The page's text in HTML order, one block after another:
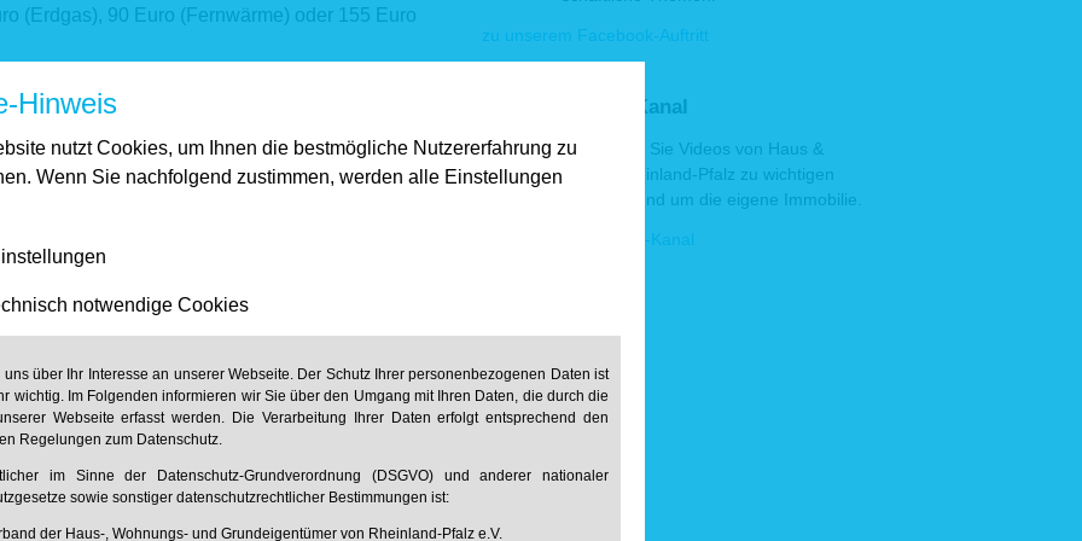
(Erdgas), 90 Euro (Fernwärme) oder 155 Euro
Wohnung mit Heizöl kostete im Jahr
mit Erdgasheizungen zahlten im Schnitt
Heizkosten durchschnittlich 965 Euro.“
Abertausende von
gestellt, die auf Basis der tatsächlich
zu ganz anderen Ergebnissen gekommen
des so genannten „Heizspiegels“
Wort „Mietspiegel“ ist Ärgernis genug.
Mietspiegel, statistische Vergleichswerte für
„co2online“ betriebenen
– Mietspiegel: Dieser Vergleich ist
zu unserem Facebook-Auftritt
Unser YouTube-Kanal
Hier finden Sie Videos von Haus &
Grund Rheinland-Pfalz zu wichtigen
Themen rund um die eigene Immobilie.
zu unserem YouTube-Kanal
Hinweis
nutzt Cookies, um Ihnen die bestmögliche Nutzererfahrung zu
Wenn Sie nachfolgend zustimmen, werden alle Einstellungen
notwendige Cookies
uns über Ihr Interesse an unserer Webseite. Der Schutz Ihrer personenbezogenen Daten ist
wichtig. Im Folgenden informieren wir Sie über den Umgang mit Ihren Daten, die durch die
Webseite erfasst werden. Die Verarbeitung Ihrer Daten erfolgt entsprechend den
Regelungen zum Datenschutz.
im Sinne der Datenschutz-Grundverordnung (DSGVO) und anderer nationaler
sowie sonstiger datenschutzrechtlicher Bestimmungen ist:
der Haus-, Wohnungs- und Grundeigentümer von Rheinland-Pfalz e.V.